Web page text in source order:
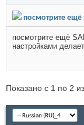
посмотрите ещё
посмотрите ещё
настройками
Показано с 1 по 2